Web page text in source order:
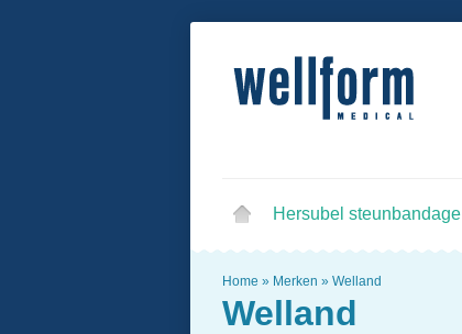
Hersubel steunbandage
Home » Merken » Welland
Welland